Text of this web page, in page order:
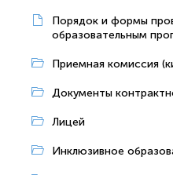
Порядок и формы
образовательным
Приемная комиссия
Документы
Лицей
Инклюзивное